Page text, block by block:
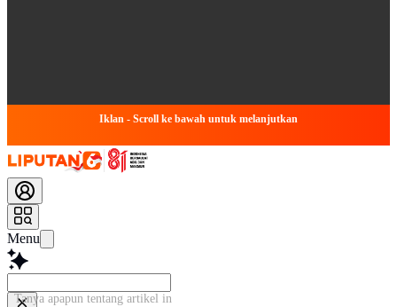
Iklan - Scroll ke bawah untuk melanjutkan
Menu
Tanya apapun tentang artikel ini...